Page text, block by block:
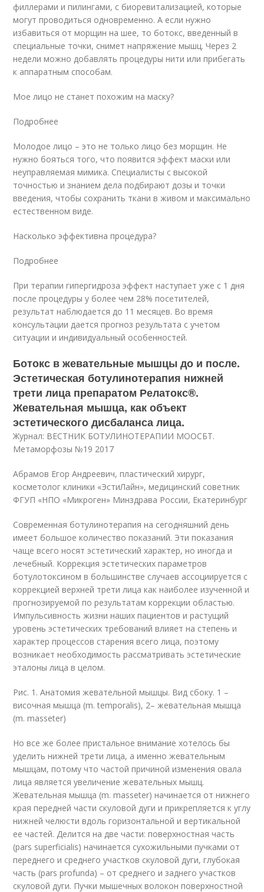
филлерами и пилингами, с биоревитализацией, которые
могут проводиться одновременно. А если нужно
избавиться от морщин на шее, то ботокс, введенный в
специальные точки, снимет напряжение мышц. Через 2
недели можно добавлять процедуры нити или прибегать
к аппаратным способам.
Мое лицо не станет похожим на маску?
Подробнее
Молодое лицо – это не только лицо без морщин. Не
нужно бояться того, что появится эффект маски или
неуправляемая мимика. Специалисты с высокой
точностью и знанием дела подбирают дозы и точки
введения, чтобы сохранить ткани в живом и максимально
естественном виде.
Насколько эффективна процедура?
Подробнее
При терапии гипергидроза эффект наступает уже с 1 дня
после процедуры у более чем 28% посетителей,
результат наблюдается до 11 месяцев. Во время
консультации дается прогноз результата с учетом
ситуации и индивидуальный особенностей.
Ботокс в жевательные мышцы до и после.
Эстетическая ботулинотерапия нижней
трети лица препаратом Релатокс®.
Жевательная мышца, как объект
эстетического дисбаланса лица.
Журнал: ВЕСТНИК БОТУЛИНОТЕРАПИИ МООСБТ.
Метаморфозы №19 2017
Абрамов Егор Андреевич, пластический хирург,
косметолог клиники «ЭстиЛайн», медицинский советник
ФГУП «НПО «Микроген» Минздрава России, Екатеринбург
Современная ботулинотерапия на сегодняшний день
имеет большое количество показаний. Эти показания
чаще всего носят эстетический характер, но иногда и
лечебный. Коррекция эстетических параметров
ботулотоксином в большинстве случаев ассоциируется с
коррекцией верхней трети лица как наиболее изученной и
прогнозируемой по результатам коррекции областью.
Импульсивность жизни наших пациентов и растущий
уровень эстетических требований влияет на степень и
характер процессов старения всего лица, поэтому
возникает необходимость рассматривать эстетические
эталоны лица в целом.
Рис. 1. Анатомия жевательной мышцы. Вид сбоку. 1 –
височная мышца (m. temporalis), 2– жевательная мышца
(m. masseter)
Но все же более пристальное внимание хотелось бы
уделить нижней трети лица, а именно жевательным
мышцам, потому что частой причиной изменения овала
лица является увеличение жевательных мышц.
Жевательная мышца (m. masseter) начинается от нижнего
края передней части скуловой дуги и прикрепляется к углу
нижней челюсти вдоль горизонтальной и вертикальной
ее частей. Делится на две части: поверхностная часть
(pars superficialis) начинается сухожильными пучками от
переднего и среднего участков скуловой дуги, глубокая
часть (pars profunda) – от среднего и заднего участков
скуловой дуги. Пучки мышечных волокон поверхностной